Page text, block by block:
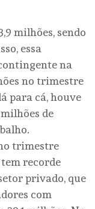
milhões, sendo
essa
na
no trimestre
para cá, houve
de
trimestre
recorde
privado, que
com